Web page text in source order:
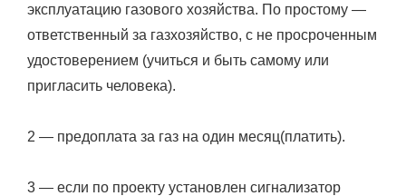
эксплуатацию газового хозяйства. По простому —
ответственный за газхозяйство, с не просроченным
удостоверением (учиться и быть самому или
пригласить человека).
2 — предоплата за газ на один месяц(платить).
3 — если по проекту установлен сигнализатор